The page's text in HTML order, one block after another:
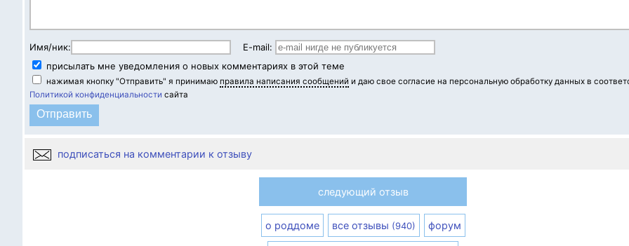
Имя/ник:
E-mail:
присылать мне уведомления о новых комментариях в этой теме
нажимая кнопку "Отправить" я принимаю правила написания сообщений и даю свое согласие на персональную обработку данных в
Политикой конфиденциальности сайта
подписаться на комментарии к отзыву
следующий отзыв
о роддоме все отзывы (940) форум